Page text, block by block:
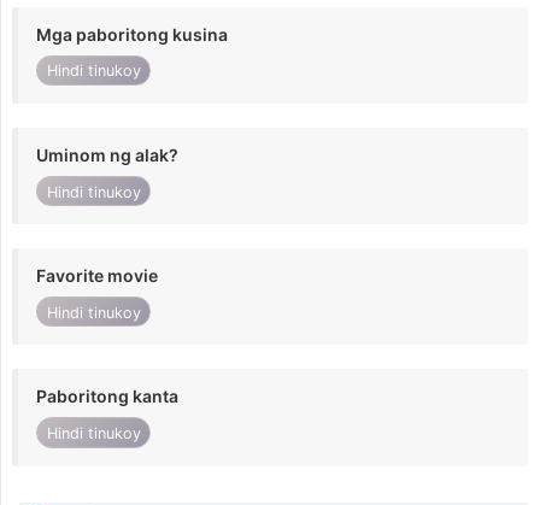
Mga paboritong kusina
Hindi tinukoy
Uminom ng alak?
Hindi tinukoy
Favorite movie
Hindi tinukoy
Paboritong kanta
Hindi tinukoy